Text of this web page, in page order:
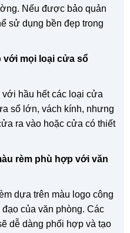
Nếu được bảo quản
sử dụng bền đẹp trong
với mọi loại cửa sổ
hầu hết các loại cửa
sổ lớn, vách kính, nhưng
ra vào hoặc cửa có thiết
rèm phù hợp với văn
dựa trên màu logo công
của văn phòng. Các
dễ dàng phối hợp và tạo